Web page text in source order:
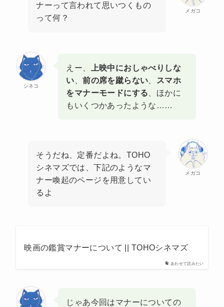
メガコ
ナーって言われて思いつくもの
って何？
シネコ
えー、
上映中におしゃべりしな
い 、前の席を蹴らない
スマホ
をマナーモードにする 、ほかに
もいくつかあったような……
メガコ
そうだね、定番だよね。TOHO
シネマズでは、下記のようなマ
ナー喚起のページを用意してい
るよ
あわせて読みたい
映画の鑑賞マナーについて || TOHOシネマズ
じゃあ今回はマナーについての